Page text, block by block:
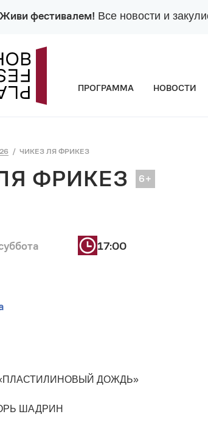
Живи фестивалем! Все новости и
ПРОГРАММА НОВОСТИ
ЧИКЕЗ ЛЯ ФРИКЕЗ
ФРИКЕЗ
17:00
ДОЖДЬ»
ШАДРИН